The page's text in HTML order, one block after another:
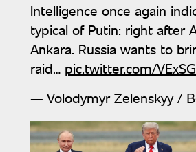
Intelligence once again
typical of Putin: right after
Ankara. Russia wants to
raid… pic.twitter.com/
— Volodymyr Zelenskyy /